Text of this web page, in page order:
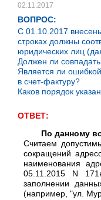
02.11.2017
ВОПРОС:
С 01.10.2017
строках должны
юридических лиц
Должен ли
Является ли
в счет-фактуру?
Каков порядок
ОТВЕТ:
По данному
Считаем
сокращений
наименования
05.11.2015 N
заполнении
(например, "ул.